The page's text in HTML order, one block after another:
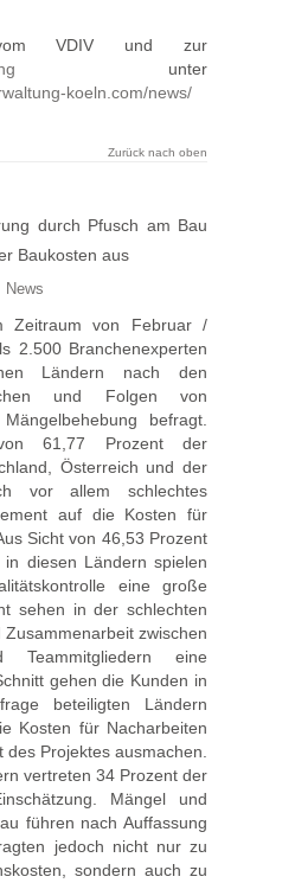
VDIV und zur
unter
koeln.com/news/
Zurück nach oben
durch Pfusch am Bau
Baukosten aus
News
Zeitraum von Februar /
2.500 Branchenexperten
Ländern nach den
und Folgen von
befragt.
61,77 Prozent der
Österreich und der
vor allem schlechtes
auf die Kosten für
Sicht von 46,53 Prozent
in diesen Ländern spielen
eine große
sehen in der schlechten
zwischen
Teammitgliedern eine
gehen die Kunden in
beteiligten Ländern
Kosten für Nacharbeiten
Projektes ausmachen.
vertreten 34 Prozent der
Mängel und
führen nach Auffassung
jedoch nicht nur zu
sondern auch zu